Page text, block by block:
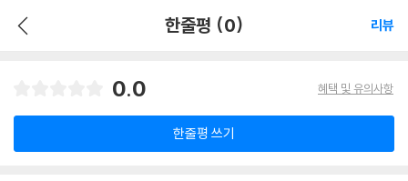
한줄평 (0) 리뷰
0.0 혜택 및 유의사항
한줄평 쓰기